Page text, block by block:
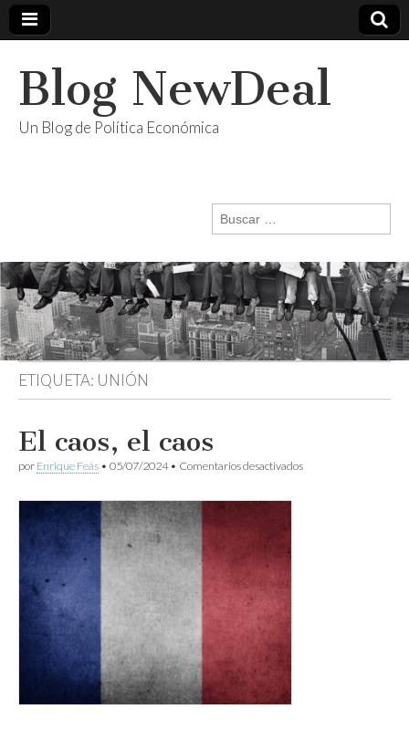
Blog NewDeal
Un Blog de Política Económica
Buscar:
ETIQUETA: UNIÓN
El caos, el caos
por Enrique Feás • 05/07/2024• Comentarios desactivadosen